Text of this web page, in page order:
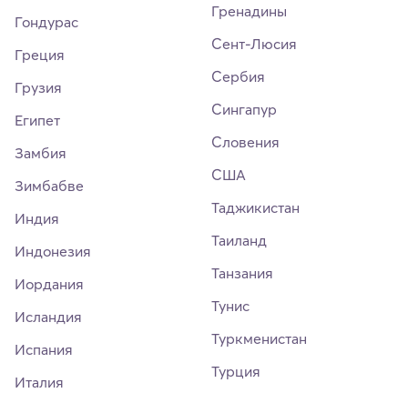
Гондурас
Греция
Грузия
Египет
Замбия
Зимбабве
Индия
Индонезия
Иордания
Исландия
Испания
Италия
Гренадины
Сент-Люсия
Сербия
Сингапур
Словения
США
Таджикистан
Таиланд
Танзания
Тунис
Туркменистан
Турция